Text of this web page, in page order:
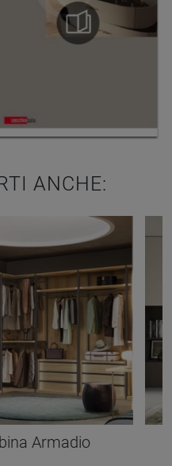
ANCHE:
Armadio